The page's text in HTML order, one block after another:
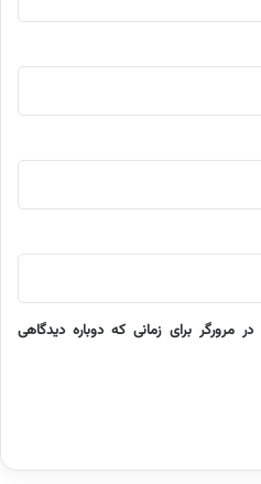
مرورگر برای زمانی که دوباره دیدگاهی